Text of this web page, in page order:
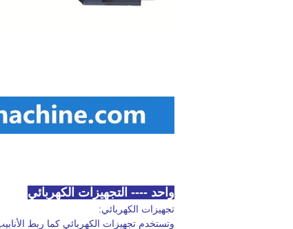
واحد ---- التجهيزات الكهربائي
تجهيزات الكهربائي:
وتستخدم تجهيزات الكهربائي كما ربط